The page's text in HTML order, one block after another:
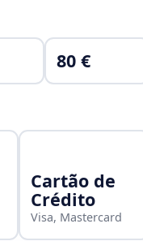
80 €
Cartão de
Crédito
Visa, Mastercard